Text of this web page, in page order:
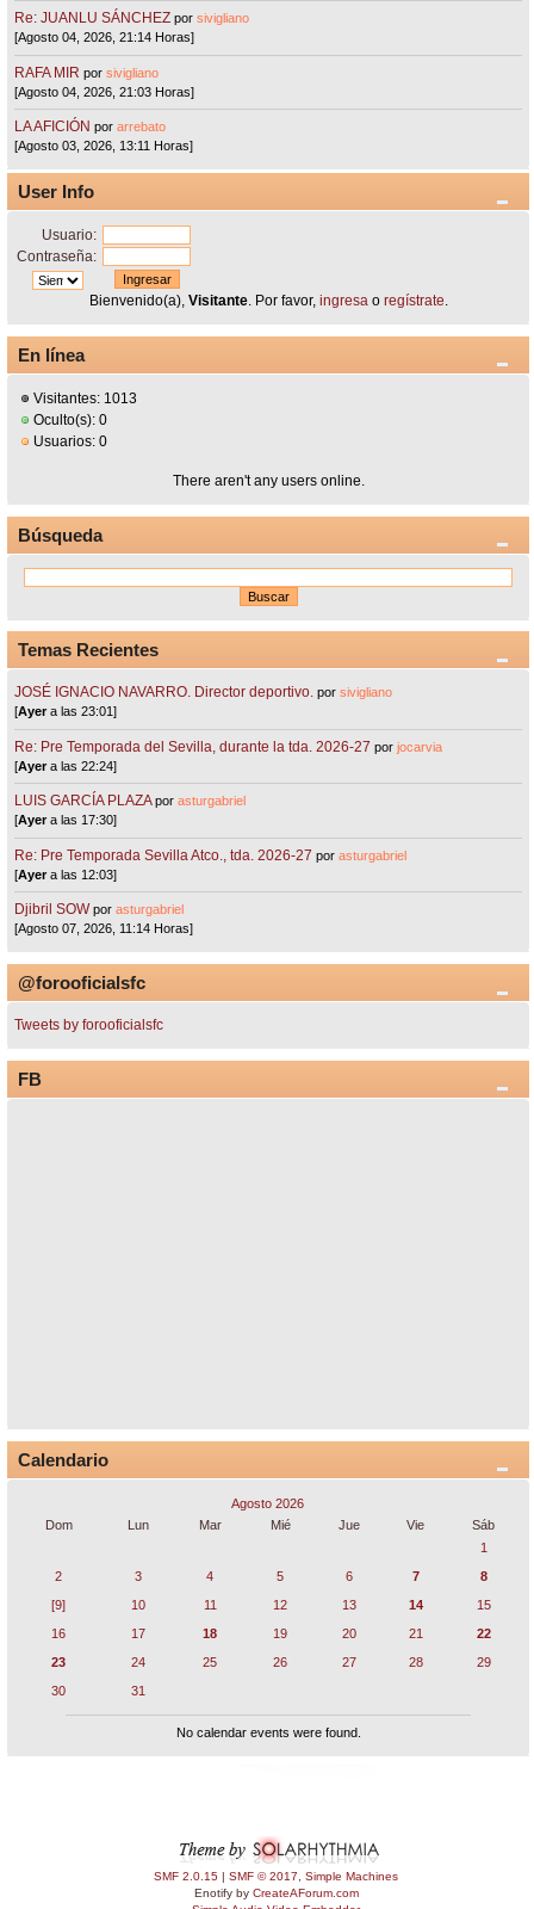
Re: JUANLU SÁNCHEZ porsivigliano
[Agosto 04, 2026, 21:14 Horas]
RAFA MIR porsivigliano
[Agosto 04, 2026, 21:03 Horas]
LA AFICIÓN porarrebato
[Agosto 03, 2026, 13:11 Horas]
User Info
Usuario:
Contraseña:
Bienvenido(a), Visitante. Por favor, ingresao regístrate.
En línea
Visitantes: 1013
Oculto(s): 0
Usuarios: 0
There aren't any users online.
Búsqueda
Temas Recientes
JOSÉ IGNACIO NAVARRO. Director deportivo. porsivigliano
[Ayera las 23:01]
Re: Pre Temporada del Sevilla, durante la tda. 2026-27 porjocarvia
[Ayera las 22:24]
LUIS GARCÍA PLAZA porasturgabriel
[Ayera las 17:30]
Re: Pre Temporada Sevilla Atco., tda. 2026-27 porasturgabriel
[Ayera las 12:03]
Djibril SOW porasturgabriel
[Agosto 07, 2026, 11:14 Horas]
@forooficialsfc
Tweets by forooficialsfc
FB
Calendario
Agosto 2026
Dom
Lun Mar Mié Jue Vie
Sáb
1
2
3 4 5 6 7
8
[9]
10 11 12 13 14
15
16
17 18 19 20 21
22
23
24 25 26 27 28
29
30
31
No calendar events were found.
SMF 2.0.15 | SMF © 2017
Simple Machines
Enotify by CreateAForum.com